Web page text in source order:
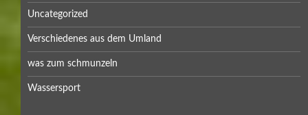
Uncategorized
Verschiedenes aus dem Umland
was zum schmunzeln
Wassersport